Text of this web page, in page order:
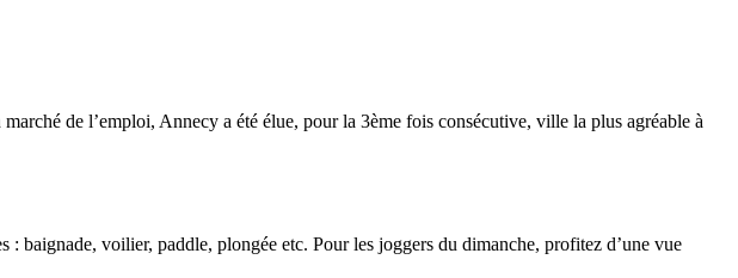
de l’emploi, Annecy a été élue, pour la 3ème fois consécutive, ville la plus agréable à
: baignade, voilier, paddle, plongée etc. Pour les joggers du dimanche, profitez d’une vue